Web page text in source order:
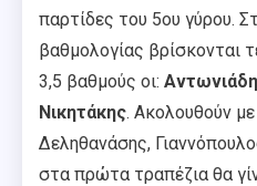
παρτίδες του 5ου γύρου.
βαθμολογίας βρίσκονται
3,5 βαθμούς οι:
Νικητάκης. Ακολουθούν
Δεληθανάσης,
στα πρώτα τραπέζια θα